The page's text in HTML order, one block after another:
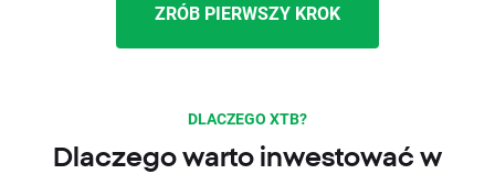
ZRÓB PIERWSZY KROK
DLACZEGO XTB?
Dlaczego warto inwestować w